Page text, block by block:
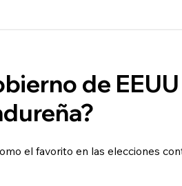
de
el favorito en las elecciones